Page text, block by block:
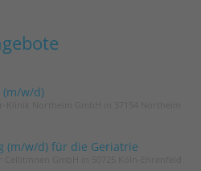
(m/w/d)
(m/w/d) für die Geriatrie